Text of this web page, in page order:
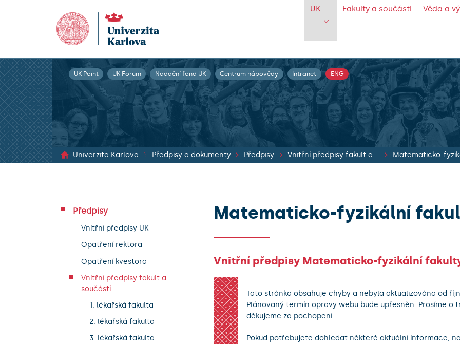
UK Fakulty a součásti Věda a
UK Point UK Forum Nadační fond UK Centrum nápovědy Intranet ENG
Univerzita Karlova Předpisy a dokumenty Předpisy Vnitřní předpisy fakult a součástí Matematicko-
Předpisy
Vnitřní předpisy UK
Opatření rektora
Opatření kvestora
Vnitřní předpisy fakult a
součástí
1. lékařská fakulta
2. lékařská fakulta
3. lékařská fakulta
Matematicko-fyzikální
Vnitřní předpisy Matematicko-fyzikální
Tato stránka obsahuje chyby a nebyla aktualizována od
Plánovaný termín opravy webu bude upřesněn. Prosíme o
děkujeme za pochopení.
Pokud potřebujete dohledat některé aktuální informace,